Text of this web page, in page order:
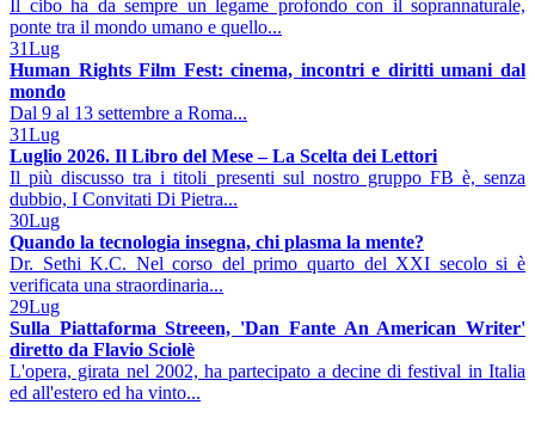
Il cibo ha da sempre un legame profondo con il soprannaturale,
ponte tra il mondo umano e quello...
31Lug
Human Rights Film Fest: cinema, incontri e diritti umani dal
mondo
Dal 9 al 13 settembre a Roma...
31Lug
Luglio 2026. Il Libro del Mese – La Scelta dei Lettori
Il più discusso tra i titoli presenti sul nostro gruppo FB è, senza
dubbio, I Convitati Di Pietra...
30Lug
Quando la tecnologia insegna, chi plasma la mente?
Dr. Sethi K.C. Nel corso del primo quarto del XXI secolo si è
verificata una straordinaria...
29Lug
Sulla Piattaforma Streeen, 'Dan Fante An American Writer'
diretto da Flavio Sciolè
L'opera, girata nel 2002, ha partecipato a decine di festival in Italia
ed all'estero ed ha vinto...